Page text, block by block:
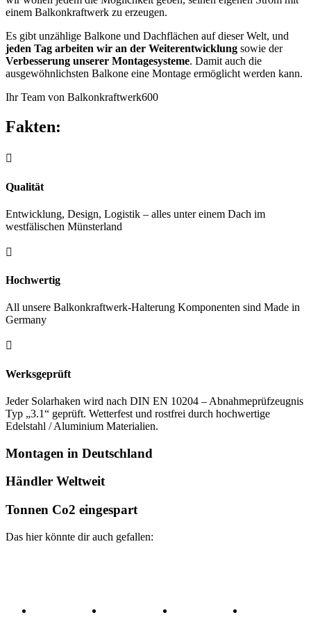
einem Balkonkraftwerk zu erzeugen.
Es gibt unzählige Balkone und Dachflächen auf dieser Welt, und
jeden Tag arbeiten wir an der Weiterentwicklung sowie der
Verbesserung unserer Montagesysteme. Damit auch die
ausgewöhnlichsten Balkone eine Montage ermöglicht werden kann.
Ihr Team von Balkonkraftwerk600
Fakten:

Qualität
Entwicklung, Design, Logistik – alles unter einem Dach im
westfälischen Münsterland

Hochwertig
All unsere Balkonkraftwerk-Halterung Komponenten sind Made in
Germany

Werksgeprüft
Jeder Solarhaken wird nach DIN EN 10204 – Abnahmeprüfzeugnis
Typ „3.1“ geprüft. Wetterfest und rostfrei durch hochwertige
Edelstahl / Aluminium Materialien.
Montagen in Deutschland
Händler Weltweit
Tonnen Co2 eingespart
Das hier könnte dir auch gefallen: